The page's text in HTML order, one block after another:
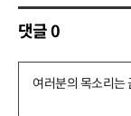
댓글0
댓